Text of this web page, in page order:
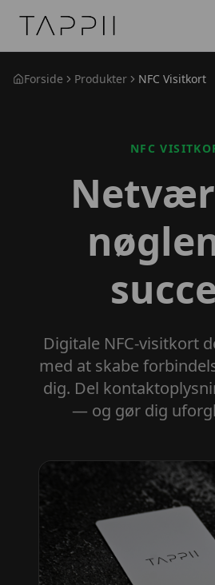
TAPPII - NFC Visitkort Danmark
Forside Produkter NFC Visitkort
NFC
Digitale NFC-visitkort
med at skabe
dig. Del
— og gør dig